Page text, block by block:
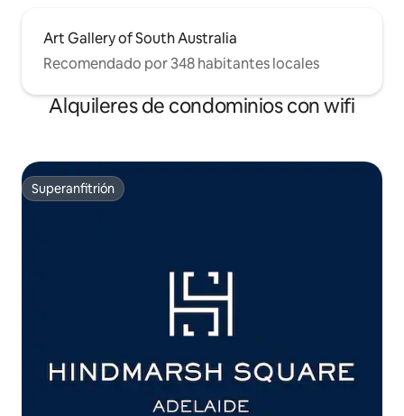
Art Gallery of South Australia
Recomendado por 348 habitantes locales
Alquileres de condominios con wifi
Superanfitrión
Superanfitrión